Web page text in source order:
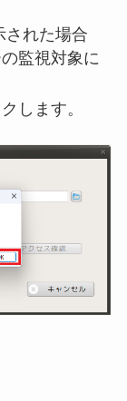
れた場合
監視対象に
します。